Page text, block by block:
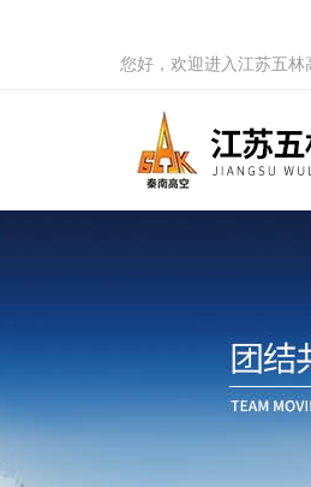
您好，欢迎进入江苏五林